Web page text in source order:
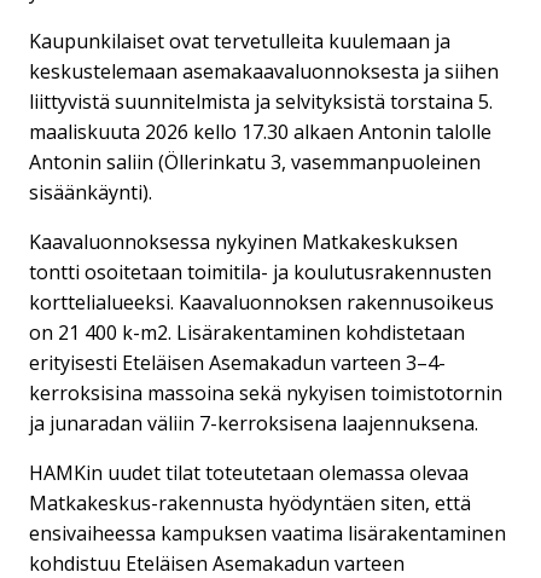
Kaupunkilaiset ovat tervetulleita kuulemaan ja
keskustelemaan asemakaavaluonnoksesta ja siihen
liittyvistä suunnitelmista ja selvityksistä torstaina 5.
maaliskuuta 2026 kello 17.30 alkaen Antonin talolle
Antonin saliin (Öllerinkatu 3, vasemmanpuoleinen
sisäänkäynti).
Kaavaluonnoksessa nykyinen Matkakeskuksen
tontti osoitetaan toimitila- ja koulutusrakennusten
korttelialueeksi. Kaavaluonnoksen rakennusoikeus
on 21 400 k-m2. Lisärakentaminen kohdistetaan
erityisesti Eteläisen Asemakadun varteen 3–4-
kerroksisina massoina sekä nykyisen toimistotornin
ja junaradan väliin 7-kerroksisena laajennuksena.
HAMKin uudet tilat toteutetaan olemassa olevaa
Matkakeskus-rakennusta hyödyntäen siten, että
ensivaiheessa kampuksen vaatima lisärakentaminen
kohdistuu Eteläisen Asemakadun varteen